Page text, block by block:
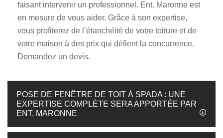
faisant intervenir un professionnel. Ent. Maronne est
en mesure de vous aider. Grâce à son expertise,
vous profiterez de l’étanchéité de votre toiture et de
votre maison à des prix qui défient la concurrence.
Demandez un devis.
POSE DE FENÊTRE DE TOIT À SPADA : UNE
EXPERTISE COMPLÈTE SERA APPORTÉE PAR
ENT. MARONNE